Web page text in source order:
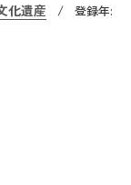
たなものが発見
実的に描かれ
、人々が狩猟
ているストー
ロッパの他の
化遺産 / 登録年: